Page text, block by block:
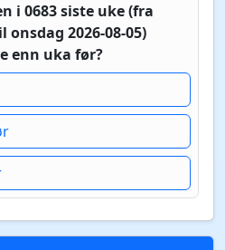
i 0683 siste uke (fra
onsdag 2026-08-05)
enn uka før?